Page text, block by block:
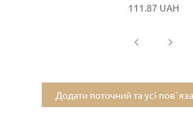
111.87 UAH
Додати поточний та усі